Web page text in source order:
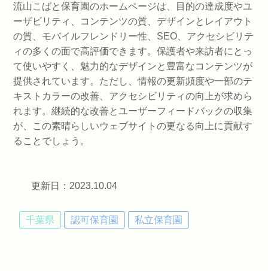
流山こばと保育園のホームページは、目的の達成度やユ
ーザビリティ、コンテンツの質、デザインとレイアウト
の質、モバイルフレンドリー性、SEO、アクセシビリテ
ィの多くの面で高評価できます。保護者や来訪者にとっ
て使いやすく、魅力的なデザインと豊富なコンテンツが
提供されています。ただし、情報の更新頻度や一部のテ
キストカラーの改善、アクセシビリティの向上が求めら
れます。継続的な改善とユーザーフィードバックの収集
が、この素晴らしいウェブサイトの更なる向上に貢献す
ることでしょう。
更新日：2023.10.04
千葉県 認可保育園 私立保育園